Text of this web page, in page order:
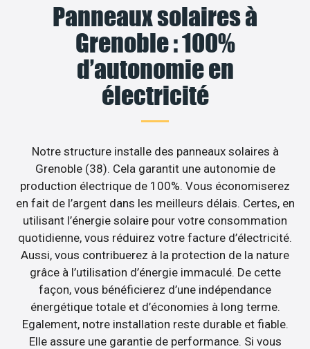
Panneaux solaires à
Grenoble : 100%
d’autonomie en
électricité
Notre structure installe des panneaux solaires à
Grenoble (38). Cela garantit une autonomie de
production électrique de 100%. Vous économiserez
en fait de l’argent dans les meilleurs délais. Certes, en
utilisant l’énergie solaire pour votre consommation
quotidienne, vous réduirez votre facture d’électricité.
Aussi, vous contribuerez à la protection de la nature
grâce à l’utilisation d’énergie immaculé. De cette
façon, vous bénéficierez d’une indépendance
énergétique totale et d’économies à long terme.
Egalement, notre installation reste durable et fiable.
Elle assure une garantie de performance. Si vous